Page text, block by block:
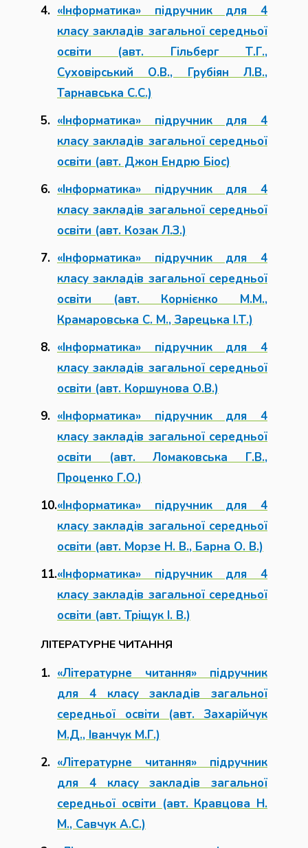
«Інформатика» підручник для 4
класу закладів загальної середньої
освіти (авт. Гільберг Т.Г.,
Суховірський О.В., Грубіян Л.В.,
Тарнавська С.С.)
«Інформатика» підручник для 4
класу закладів загальної середньої
освіти (авт. Джон Ендрю Біос)
«Інформатика» підручник для 4
класу закладів загальної середньої
освіти (авт. Козак Л.З.)
«Інформатика» підручник для 4
класу закладів загальної середньої
освіти (авт. Корнієнко М.М.,
Крамаровська С. М., Зарецька І.Т.)
«Інформатика» підручник для 4
класу закладів загальної середньої
освіти (авт. Коршунова О.В.)
«Інформатика» підручник для 4
класу закладів загальної середньої
освіти (авт. Ломаковська Г.В.,
Проценко Г.О.)
«Інформатика» підручник для 4
класу закладів загальної середньої
освіти (авт. Морзе Н. В., Барна О. В.)
«Інформатика» підручник для 4
класу закладів загальної середньої
освіти (авт. Тріщук І. В.)
ЛІТЕРАТУРНЕ ЧИТАННЯ
«Літературне читання» підручник
для 4 класу закладів загальної
середньої освіти (авт. Захарійчук
М.Д., Іванчук М.Г.)
«Літературне читання» підручник
для 4 класу закладів загальної
середньої освіти (авт. Кравцова Н.
М., Савчук А.С.)